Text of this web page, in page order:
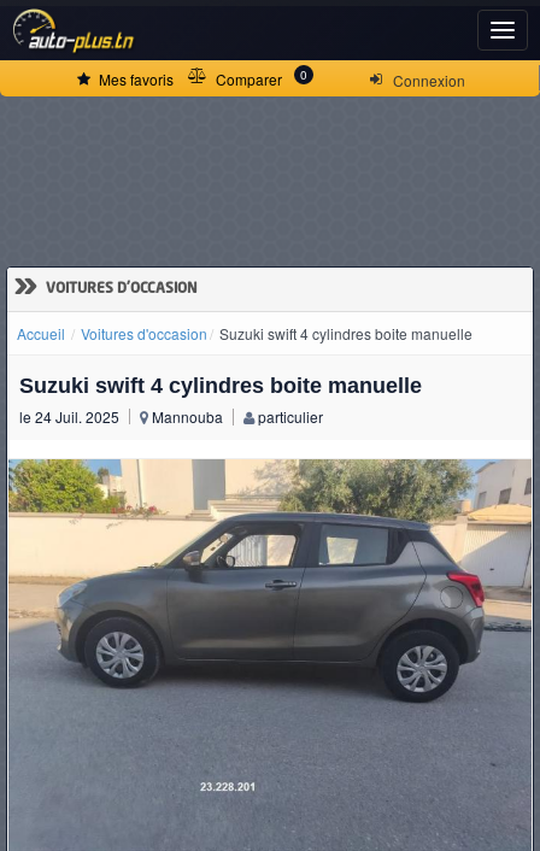
Connexion
Mes favoris Comparer 0
» VOITURES D'OCCASION
Accueil Voitures d'occasion Suzuki swift 4 cylindres boite manuelle
Suzuki swift 4 cylindres boite manuelle
le 24 Juil. 2025 Mannouba particulier
ACCUEIL
D'OCCASION
CAMIONS
PNEUS